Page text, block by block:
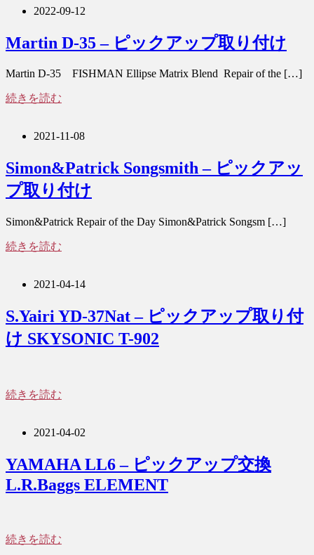
2022-09-12
Martin D-35 – ピックアップ取り付け
Martin D-35 FISHMAN Ellipse Matrix Blend Repair of the […]
続きを読む
2021-11-08
Simon&Patrick Songsmith – ピックアッ
プ取り付け
Simon&Patrick Repair of the Day Simon&Patrick Songsm […]
続きを読む
2021-04-14
S.Yairi YD-37Nat – ピックアップ取り付
け SKYSONIC T-902
続きを読む
2021-04-02
YAMAHA LL6 – ピックアップ交換
L.R.Baggs ELEMENT
続きを読む